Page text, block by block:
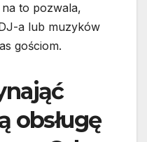
na to pozwala,
a lub muzyków
gościom.
obsługę